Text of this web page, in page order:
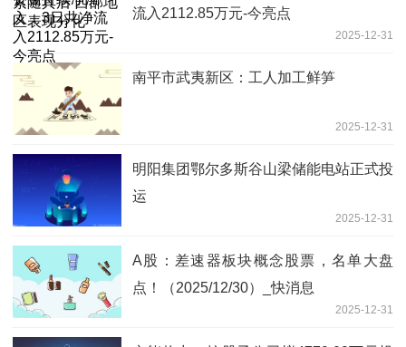
流入2112.85万元-今亮点
2025-12-31
南平市武夷新区：工人加工鲜笋
2025-12-31
明阳集团鄂尔多斯谷山梁储能电站正式投
运
2025-12-31
A股：差速器板块概念股票，名单大盘
点！（2025/12/30）_快消息
2025-12-31